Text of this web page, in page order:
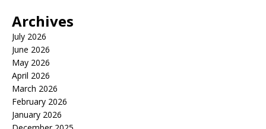
Archives
July 2026
June 2026
May 2026
April 2026
March 2026
February 2026
January 2026